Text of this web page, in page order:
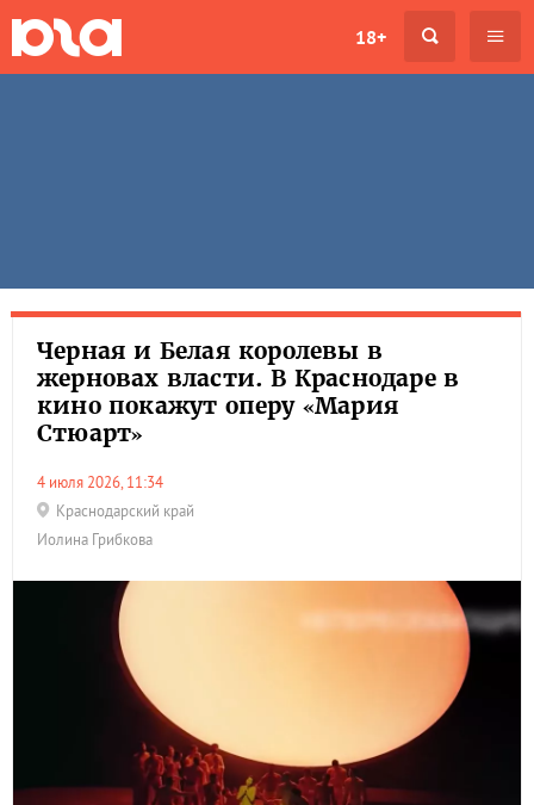
18+
Черная и Белая королевы в
жерновах власти. В Краснодаре в
кино покажут оперу «Мария
Стюарт»
4 июля 2026, 11:34
Краснодарский край
Иолина Грибкова